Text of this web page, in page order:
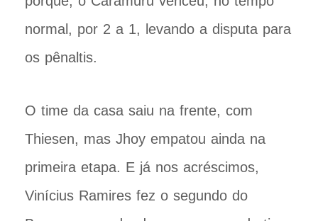
normal, por 2 a 1, levando a disputa para
os pênaltis.
O time da casa saiu na frente, com
Thiesen, mas Jhoy empatou ainda na
primeira etapa. E já nos acréscimos,
Vinícius Ramires fez o segundo do